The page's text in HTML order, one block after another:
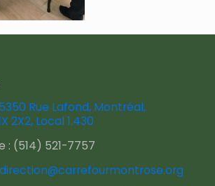
5350 Rue Lafond, Montréal,
2X2, Local 1.430
: (514) 521-7757
direction@carrefourmontrose.org